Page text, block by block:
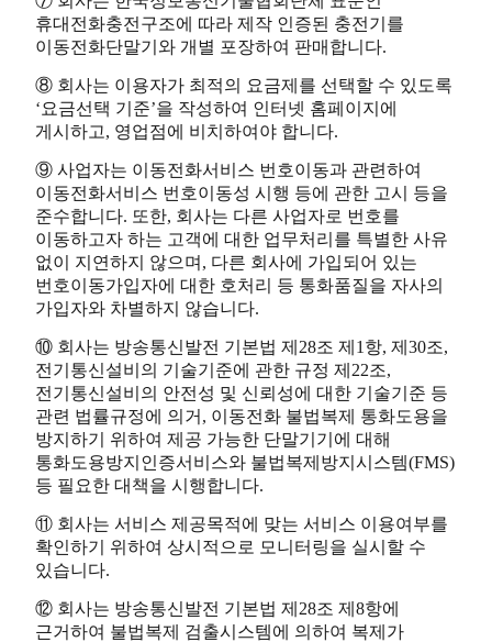
휴대전화충전구조에 따라 제작 인증된 충전기를
이동전화단말기와 개별 포장하여 판매합니다.
⑧ 회사는 이용자가 최적의 요금제를 선택할 수 있도록
‘요금선택 기준’을 작성하여 인터넷 홈페이지에
게시하고, 영업점에 비치하여야 합니다.
⑨ 사업자는 이동전화서비스 번호이동과 관련하여
이동전화서비스 번호이동성 시행 등에 관한 고시 등을
준수합니다. 또한, 회사는 다른 사업자로 번호를
이동하고자 하는 고객에 대한 업무처리를 특별한 사유
없이 지연하지 않으며, 다른 회사에 가입되어 있는
번호이동가입자에 대한 호처리 등 통화품질을 자사의
가입자와 차별하지 않습니다.
⑩ 회사는 방송통신발전 기본법 제28조 제1항, 제30조,
전기통신설비의 기술기준에 관한 규정 제22조,
전기통신설비의 안전성 및 신뢰성에 대한 기술기준 등
관련 법률규정에 의거, 이동전화 불법복제 통화도용을
방지하기 위하여 제공 가능한 단말기기에 대해
통화도용방지인증서비스와 불법복제방지시스템(FMS)
등 필요한 대책을 시행합니다.
⑪ 회사는 서비스 제공목적에 맞는 서비스 이용여부를
확인하기 위하여 상시적으로 모니터링을 실시할 수
있습니다.
⑫ 회사는 방송통신발전 기본법 제28조 제8항에
근거하여 불법복제 검출시스템에 의하여 복제가